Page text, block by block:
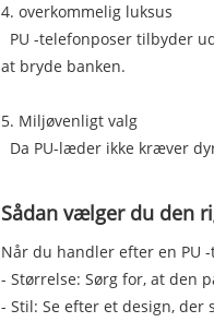
4. overkommelig luksus
PU -telefonposer tilbyder
at bryde banken.
5. Miljøvenligt valg
Da PU-læder ikke kræver
Sådan vælger du den
Når du handler efter en PU
- Størrelse: Sørg for, at den
- Stil: Se efter et design,